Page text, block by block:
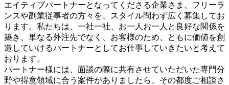
エイティブパートナーとなってくださる企業さま、フリーラ
ンスや副業従事者の方々を、スタイル問わず広く募集してお
ります。私たちは、一社一社、お一人お一人と良好な関係を
築き、単なる外注先でなく、お客様のため、ともに価値を創
造していけるパートナーとしてお仕事していきたいと考えて
おります。
パートナー様には、面談の際に共有させていただいた専門分
野や得意領域に合う案件がありましたら、その都度ご相談さ